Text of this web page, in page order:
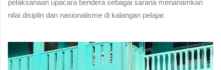
pelaksanaan upacara bendera sebagai sarana menanamkan
nilai disiplin dan nasionalisme di kalangan pelajar.